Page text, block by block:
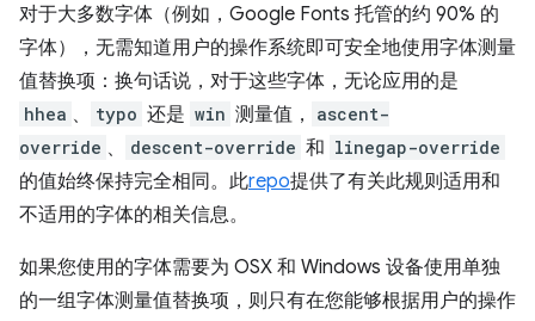
对于大多数字体（例如，Google Fonts 托管的约 90% 的
字体），无需知道用户的操作系统即可安全地使用字体测量
值替换项：换句话说，对于这些字体，无论应用的是
hhea 、 typo 还是 win 测量值，
ascent-
override 、 descent-override 和 linegap-override
的值始终保持完全相同。此repo提供了有关此规则适用和
不适用的字体的相关信息。
如果您使用的字体需要为 OSX 和 Windows 设备使用单独
的一组字体测量值替换项，则只有在您能够根据用户的操作